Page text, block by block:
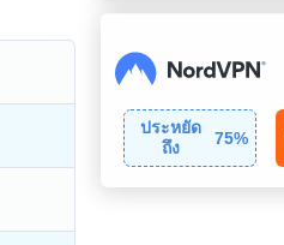
ประหยัด
ถึง
75%